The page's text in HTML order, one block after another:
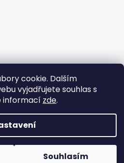
cookie. Dalším
vyjadřujete souhlas s
informací zde.
Souhlasím
Shoptet
. Všechna práva